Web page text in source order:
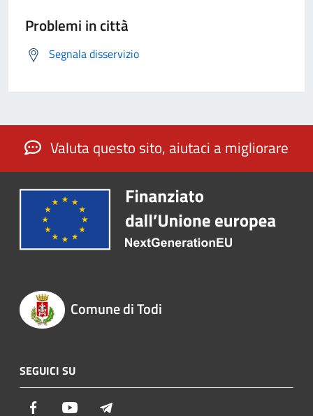
Problemi in città
Segnala disservizio
Valuta questo sito, aiutaci a migliorare
Comune di Todi
SEGUICI SU
Facebook Youtube